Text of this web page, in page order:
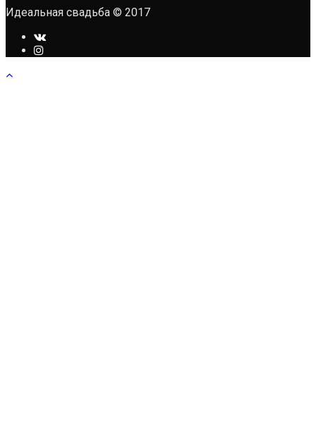
Идеальная свадьба © 2017